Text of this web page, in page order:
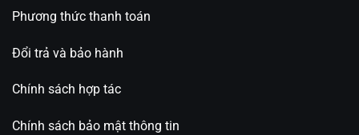
Phương thức thanh toán
Đổi trả và bảo hành
Chính sách hợp tác
Chính sách bảo mật thông tin